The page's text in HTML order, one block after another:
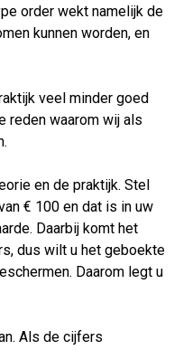
order wekt namelijk de
kunnen worden, en
veel minder goed
reden waarom wij als
en de praktijk. Stel
€ 100 en dat is in uw
Daarbij komt het
dus wilt u het geboekte
Daarom legt u
Als de cijfers